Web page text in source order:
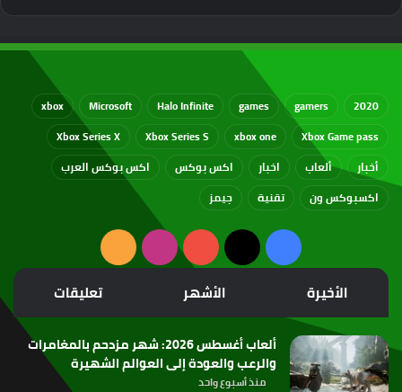
2020
gamers
games
Halo Infinite
Microsoft
xbox
Xbox Game pass
xbox one
Xbox Series S
Xbox Series X
أخبار
ألعاب اخبار اكس بوكس
اكس بوكس العرب
اكسبوكس ون
تقنية جيمز
فيسبوك
‫X
‫YouTubeانستقرامملخص
الموقع
RSS
الأخيرة الأشهر تعليقات
ألعاب أغسطس 2026: شهر مزدحم بالمغامرات
والرعب والعودة إلى العوالم الشهيرة
منذ أسبوع واحد